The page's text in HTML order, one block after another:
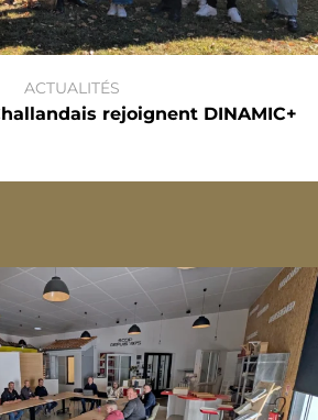
ACTUALITÉS
rejoignent DINAMIC+